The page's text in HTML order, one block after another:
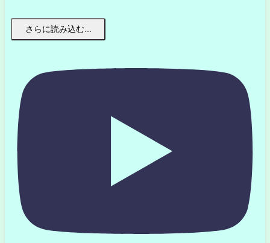
さらに読み込む...